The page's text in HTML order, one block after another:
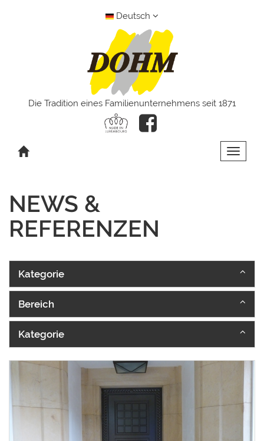
Deutsch
Die Tradition eines Familienunternehmens seit 1871
Toggle
NEWS &
REFERENZEN
Kategorie
Bereich
Kategorie